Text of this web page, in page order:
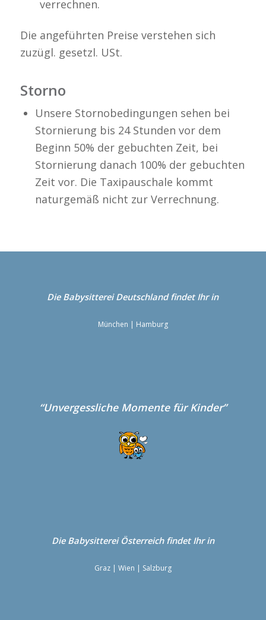
verrechnen.
Die angeführten Preise verstehen sich
zuzügl. gesetzl. USt.
Storno
Unsere Stornobedingungen sehen bei
Stornierung bis 24 Stunden vor dem
Beginn 50% der gebuchten Zeit, bei
Stornierung danach 100% der gebuchten
Zeit vor. Die Taxipauschale kommt
naturgemäß nicht zur Verrechnung.
Die BabysittereiDeutschlandfindet Ihr in
München | Hamburg
“Unvergessliche Momente für Kinder”
Die Babysitterei Österreichfindet Ihr in
Graz| Wien | Salzburg